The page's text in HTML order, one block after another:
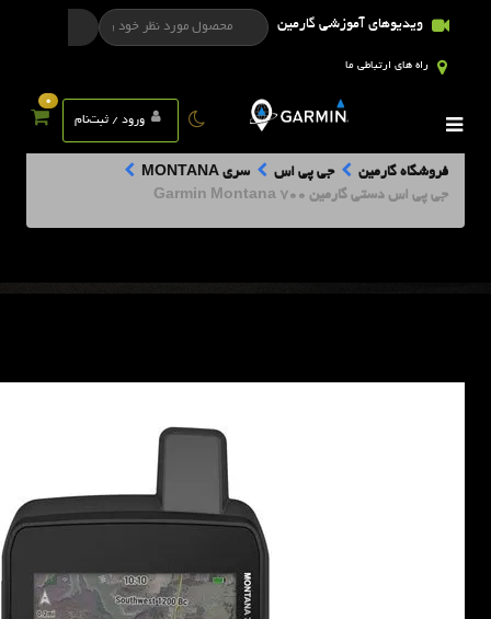
ویدیوهای آموزشی گارمین
راه های ارتباطی ما
ورود / ثبت‌نام
0
فروشگاه گارمین جی پی اس
سری MONTANA
جی پی اس دستی گارمین Garmin Montana 700